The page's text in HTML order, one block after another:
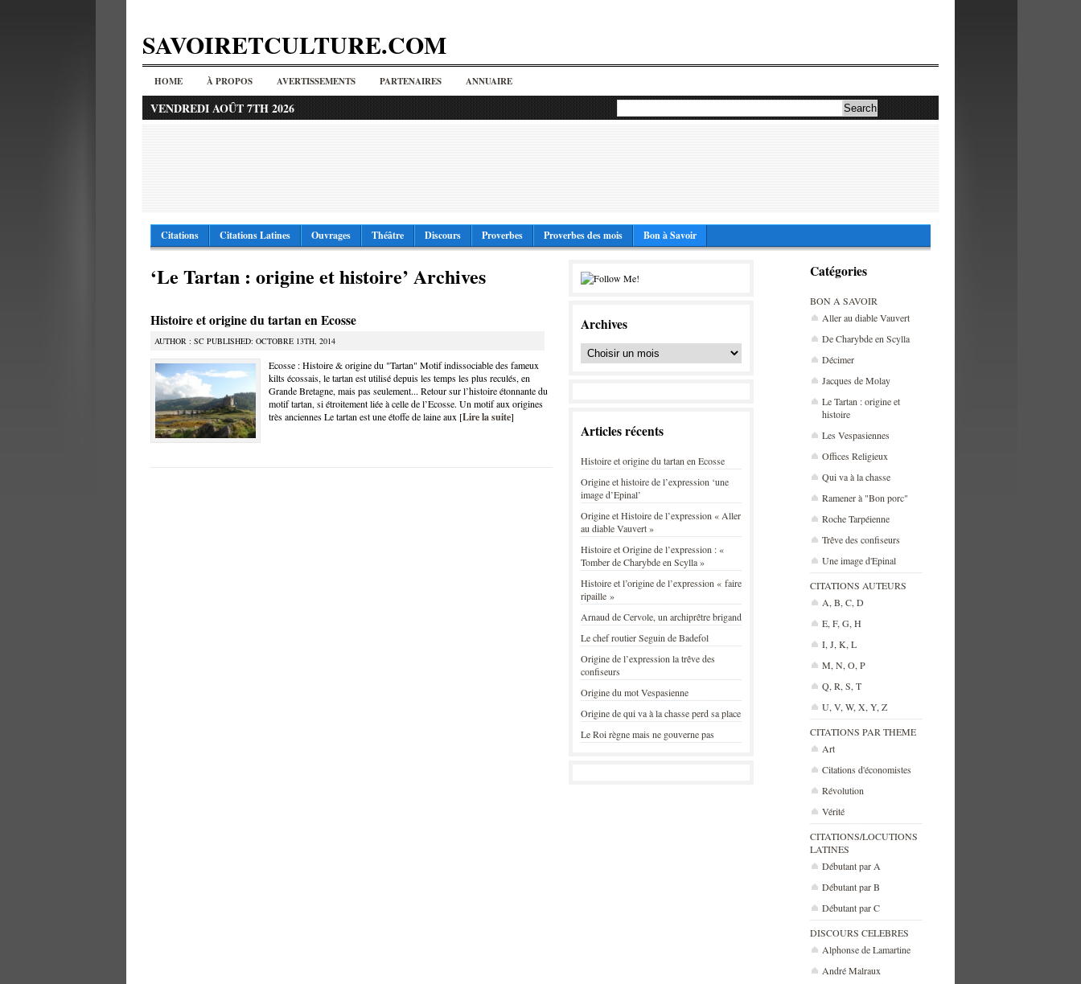
SAVOIRETCULTURE.COM
HOME À PROPOS AVERTISSEMENTS PARTENAIRES ANNUAIRE
VENDREDI AOÛT 7TH 2026
Citations Citations Latines Ouvrages Théâtre Discours Proverbes Proverbes des mois Bon à Savoir
Catégories
BON A SAVOIR
Aller au diable Vauvert
De Charybde en Scylla
Décimer
Jacques de Molay
Le Tartan : origine et
histoire
Les Vespasiennes
Offices Religieux
Qui va à la chasse
Ramener à "Bon porc"
Roche Tarpéienne
Trêve des confiseurs
Une image d'Epinal
CITATIONS AUTEURS
A, B, C, D
E, F, G, H
I, J, K, L
M, N, O, P
Q, R, S, T
U, V, W, X, Y, Z
CITATIONS PAR THEME
Art
Citations d'économistes
Révolution
Vérité
CITATIONS/LOCUTIONS
LATINES
Débutant par A
Débutant par B
Débutant par C
DISCOURS CELEBRES
Alphonse de Lamartine
André Malraux
‘Le Tartan : origine et histoire’ Archives
Histoire et origine du tartan en Ecosse
AUTHOR : SC PUBLISHED: OCTOBRE 13TH, 2014
Ecosse : Histoire & origine du "Tartan" Motif indissociable des fameux
kilts écossais, le tartan est utilisé depuis les temps les plus reculés, en
Grande Bretagne, mais pas seulement... Retour sur l’histoire étonnante du
motif tartan, si étroitement liée à celle de l’Ecosse. Un motif aux origines
très anciennes Le tartan est une étoffe de laine aux [Lire la suite]
Archives
Articles récents
Histoire et origine du tartan en Ecosse
Origine et histoire de l’expression ‘une
image d’Epinal’
Origine et Histoire de l’expression « Aller
au diable Vauvert »
Histoire et Origine de l’expression : «
Tomber de Charybde en Scylla »
Histoire et l’origine de l’expression « faire
ripaille »
Arnaud de Cervole, un archiprêtre brigand
Le chef routier Seguin de Badefol
Origine de l’expression la trêve des
confiseurs
Origine du mot Vespasienne
Origine de qui va à la chasse perd sa place
Le Roi règne mais ne gouverne pas